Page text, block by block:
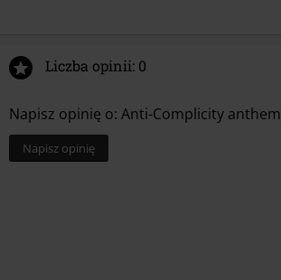
Liczba opinii: 0
Napisz opinię o: Anti-Complicity anthem
Napisz opinię